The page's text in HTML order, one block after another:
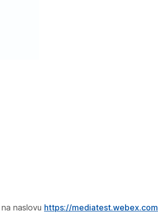
naslovu https://mediatest.webex.com